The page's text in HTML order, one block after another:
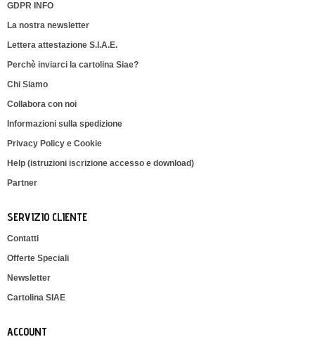
GDPR INFO
La nostra newsletter
Lettera attestazione S.I.A.E.
Perchè inviarci la cartolina Siae?
Chi Siamo
Collabora con noi
Informazioni sulla spedizione
Privacy Policy e Cookie
Help (istruzioni iscrizione accesso e download)
Partner
SERVIZIO CLIENTE
Contatti
Offerte Speciali
Newsletter
Cartolina SIAE
ACCOUNT